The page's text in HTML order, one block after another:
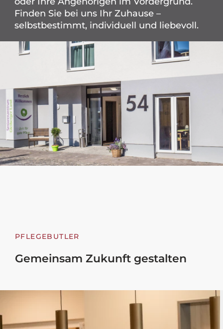
Kontakt
Finden Sie bei uns Ihr Zuhause –
selbstbestimmt, individuell und liebevoll.
PFLEGEBUTLER
Gemeinsam Zukunft gestalten